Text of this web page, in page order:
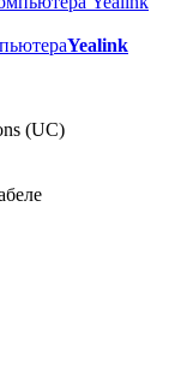
Yealink
(UC)